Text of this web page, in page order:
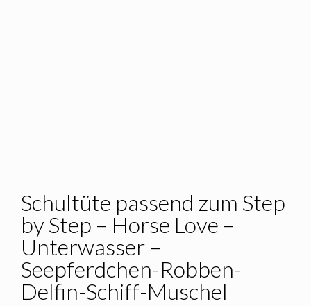
Schultüte passend zum Step
by Step – Horse Love –
Unterwasser –
Seepferdchen-Robben-
Delfin-Schiff-Muschel